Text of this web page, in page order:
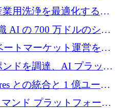
ためにシリーズ A で
用洗浄を最適化するた
調達
AI の 700 万ドルのシー
ートマーケット運営を自
万ドルを調達
ンドを調達、AI プラット
収して子ども向け言語療
との統合と 1 億ユーロ
ード投資に拡大
ンド プラットフォーム